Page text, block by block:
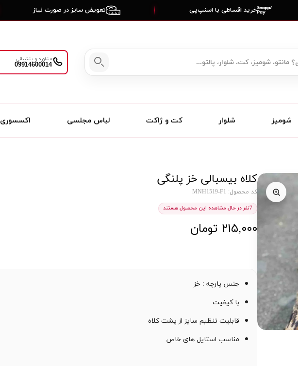
خرید اقساطی با اسنپ‌پی تعویض سایز در صورت نیاز
مشاوره و پشتیبانی
09914600014
شومیز شلوار کت و ژاکت لباس مجلسی اکسسوری
کلاه بیسبالی خز پلنگی
کد محصول: MNH1519-F1
7نفر در حال مشاهده این محصول هستند
۲۱۵,۰۰۰ تومان
جنس پارچه : خز
با کیفیت
قابلیت تنظیم سایز از پشت کلاه
مناسب استایل های خاص